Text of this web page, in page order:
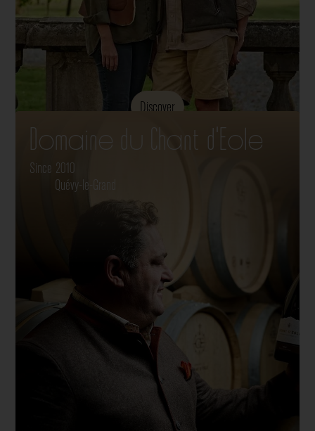
Discover
Domaine du Chant d'Eole
Since 2010
Quévy-le-Grand